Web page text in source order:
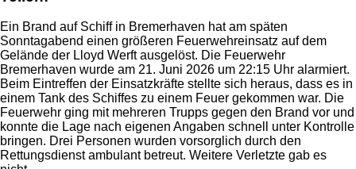
Ein Brand auf Schiff in Bremerhaven hat am späten
Sonntagabend einen größeren Feuerwehreinsatz auf dem
Gelände der Lloyd Werft ausgelöst. Die Feuerwehr
Bremerhaven wurde am 21. Juni 2026 um 22:15 Uhr alarmiert.
Beim Eintreffen der Einsatzkräfte stellte sich heraus, dass es in
einem Tank des Schiffes zu einem Feuer gekommen war. Die
Feuerwehr ging mit mehreren Trupps gegen den Brand vor und
konnte die Lage nach eigenen Angaben schnell unter Kontrolle
bringen. Drei Personen wurden vorsorglich durch den
Rettungsdienst ambulant betreut. Weitere Verletzte gab es